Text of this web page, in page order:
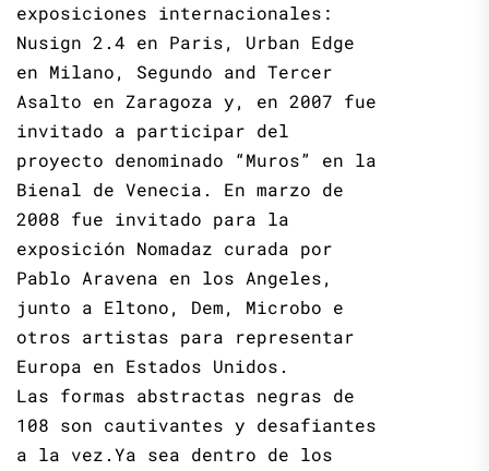
exposiciones internacionales:
Nusign 2.4 en Paris, Urban Edge
en Milano, Segundo and Tercer
Asalto en Zaragoza y, en 2007 fue
invitado a participar del
proyecto denominado “Muros” en la
Bienal de Venecia. En marzo de
2008 fue invitado para la
exposición Nomadaz curada por
Pablo Aravena en los Angeles,
junto a Eltono, Dem, Microbo e
otros artistas para representar
Europa en Estados Unidos.
Las formas abstractas negras de
108 son cautivantes y desafiantes
a la vez.Ya sea dentro de los